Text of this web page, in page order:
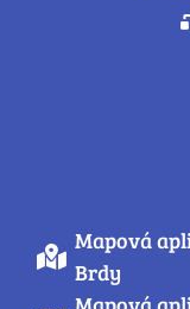
Mapová
Brdy